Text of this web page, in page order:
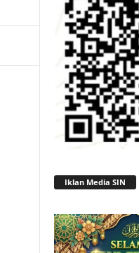
Iklan Media SIN